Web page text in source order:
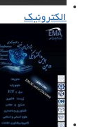
الکترونیک